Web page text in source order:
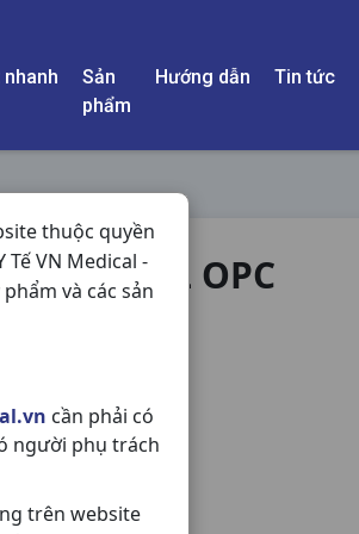
Sản
phẩm
Hướng dẫn Tin tức
thuộc quyền
VN Medical -
và các sản
cần phải có
người phụ trách
trên website
C90ML OPC